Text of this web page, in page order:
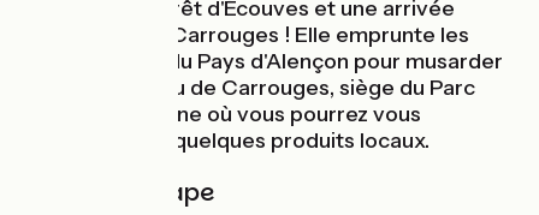
de vue sur la forêt d'Écouves et une arrivée
majestueuse à Carrouges ! Elle emprunte les
petites routes du Pays d'Alençon pour musarder
jusqu'au château de Carrouges, siège du Parc
Normandie-Maine où vous pourrez vous
restaurer avec quelques produits locaux.
Détail de l'étape